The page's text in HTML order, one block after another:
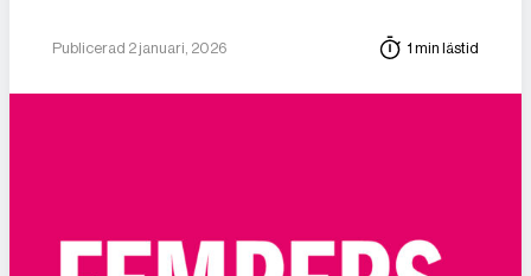
Publicerad 2 januari, 2026 1 min lästid